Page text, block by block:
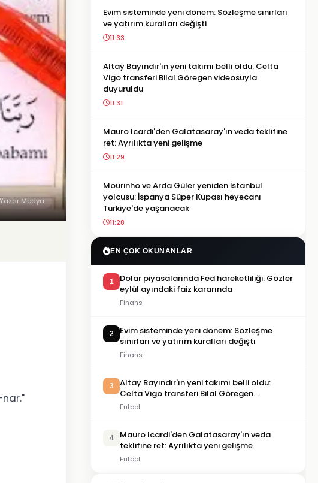
Medya
Evim sisteminde yeni dönem: Sözleşme sınırları
ve yatırım kuralları değişti
11:33
Altay Bayındır'ın yeni takımı belli oldu: Celta
Vigo transferi Bilal Göregen videosuyla
duyuruldu
11:31
Mauro Icardi'den Galatasaray'ın veda teklifine
ret: Ayrılıkta yeni gelişme
11:29
Mourinho ve Arda Güler yeniden İstanbul
yolcusu: İspanya Süper Kupası heyecanı
Türkiye'de yaşanacak
11:28
EN ÇOK OKUNANLAR
1
Dolar piyasalarında Fed hareketliliği: Gözler
eylül ayındaki faiz kararında
Finans
2
Evim sisteminde yeni dönem: Sözleşme
sınırları ve yatırım kuralları değişti
Finans
3
Altay Bayındır'ın yeni takımı belli oldu:
Celta Vigo transferi Bilal Göregen
videosuyla duyuruldu
Futbol
4
Mauro Icardi'den Galatasaray'ın veda
teklifine ret: Ayrılıkta yeni gelişme
Futbol